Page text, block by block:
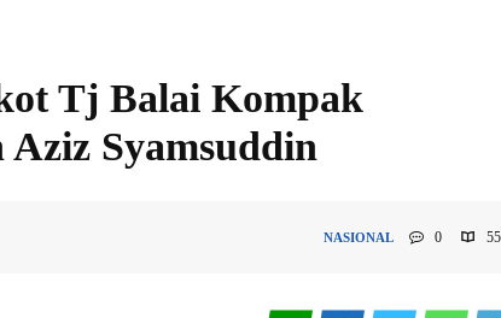
Tj Balai Kompak
Syamsuddin
NASIONAL 0